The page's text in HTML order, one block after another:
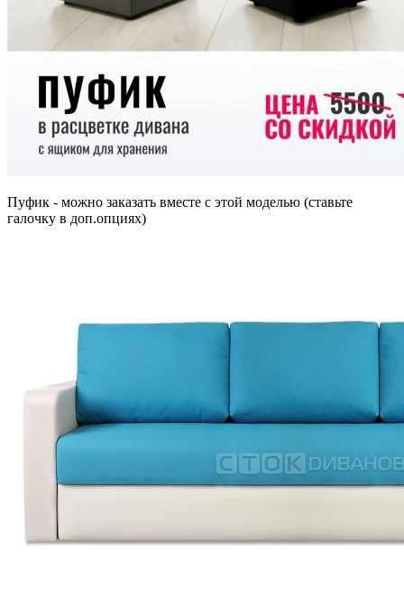
Пуфик - можно заказать вместе с этой моделью (ставьте
галочку в доп.опциях)